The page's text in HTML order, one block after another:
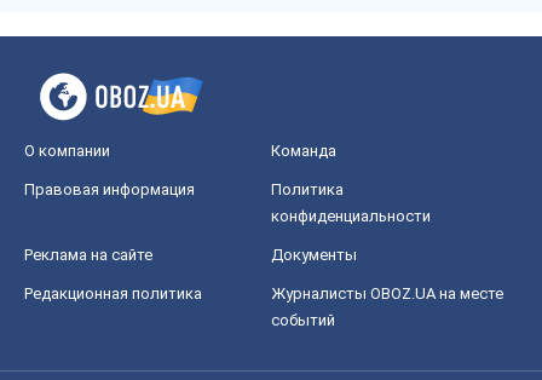
О компании Команда
Правовая информация
Политика
конфиденциальности
Реклама на сайте Документы
Редакционная политика
Журналисты OBOZ.UA на месте
событий